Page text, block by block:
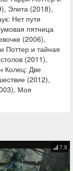
Элита (2018),
Нет пути
пятница
(2006),
Поттер и тайная
(2011),
Колец: Две
(2012),
Моя
7.9